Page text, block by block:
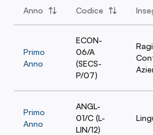
Anno Codice
Primo
Anno
ECON-
06/A
(SECS-
P/07)
Primo
Anno
ANGL-
01/C (L-
LIN/12)